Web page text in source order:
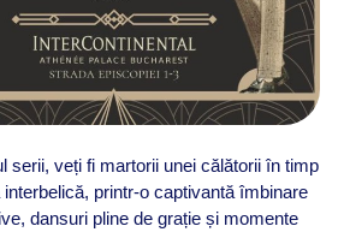
serii, veți fi martorii unei călătorii în timp
printr-o captivantă îmbinare
dansuri pline de grație și momente